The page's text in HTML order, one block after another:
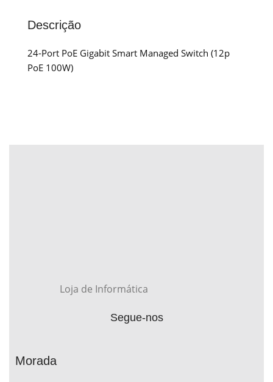
Descrição
24-Port PoE Gigabit Smart Managed Switch (12p
PoE 100W)
Loja de Informática
Segue-nos
Morada